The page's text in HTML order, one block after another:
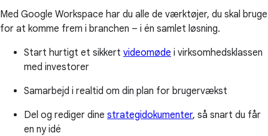
Med Google Workspace har du alle de værktøjer, du skal bruge
for at komme frem i branchen – i én samlet løsning.
Start hurtigt et sikkert videomøde i virksomhedsklassen
med investorer
Samarbejd i realtid om din plan for brugervækst
Del og rediger dine strategidokumenter, så snart du får
en ny idé